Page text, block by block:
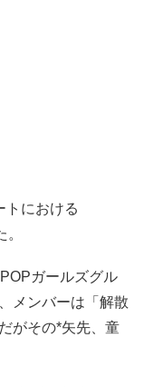
トにおける
ガールズグル
メンバーは「解散
がその*矢先、童